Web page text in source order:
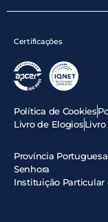
Certificações
Política de Cookies
Livro de Elogios
Província
Senhora
Instituição Particular